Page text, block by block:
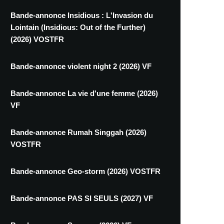
Bande-annonce Insidious : L'Invasion du
Lointain (Insidious: Out of the Further)
(2026) VOSTFR
Bande-annonce violent night 2 (2026) VF
Bande-annonce La vie d'une femme (2026)
VF
Bande-annonce Rumah Singgah (2026)
VOSTFR
Bande-annonce Geo-storm (2026) VOSTFR
Bande-annonce PAS SI SEULS (2027) VF